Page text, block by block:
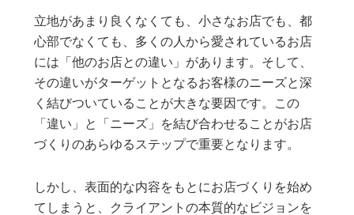
立地があまり良くなくても、小さなお店でも、都
心部でなくても、多くの人から愛されているお店
には「他のお店との違い」があります。そして、
その違いがターゲットとなるお客様のニーズと深
く結びついていることが大きな要因です。この
「違い」と「ニーズ」を結び合わせることがお店
づくりのあらゆるステップで重要となります。
しかし、表面的な内容をもとにお店づくりを始め
てしまうと、クライアントの本質的なビジョンを